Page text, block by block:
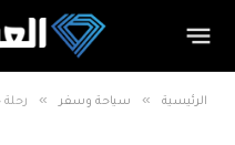
الرئيسية » سياحة وسفر » رحلة